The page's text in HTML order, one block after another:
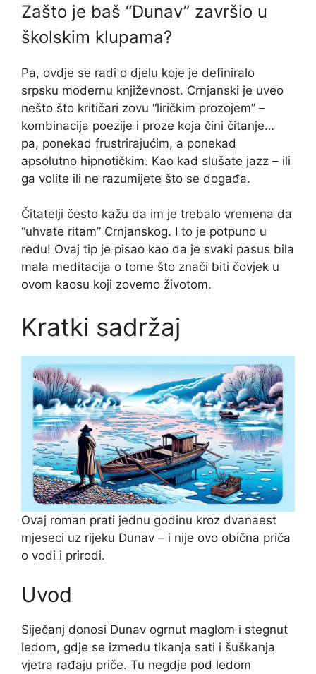
Zašto je baš “Dunav” završio u
školskim klupama?
Pa, ovdje se radi o djelu koje je definiralo
srpsku modernu književnost. Crnjanski je uveo
nešto što kritičari zovu “liričkim prozojem” –
kombinacija poezije i proze koja čini čitanje…
pa, ponekad frustrirajućim, a ponekad
apsolutno hipnotičkim. Kao kad slušate jazz – ili
ga volite ili ne razumijete što se događa.
Čitatelji često kažu da im je trebalo vremena da
“uhvate ritam” Crnjanskog. I to je potpuno u
redu! Ovaj tip je pisao kao da je svaki pasus bila
mala meditacija o tome što znači biti čovjek u
ovom kaosu koji zovemo životom.
Kratki sadržaj
Ovaj roman prati jednu godinu kroz dvanaest
mjeseci uz rijeku Dunav – i nije ovo obična priča
o vodi i prirodi.
Uvod
Siječanj donosi Dunav ogrnut maglom i stegnut
ledom, gdje se između tikanja sati i šuškanja
vjetra rađaju priče. Tu negdje pod ledom